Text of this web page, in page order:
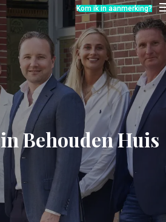
Kom ik in aanmerking?
Behouden Huis